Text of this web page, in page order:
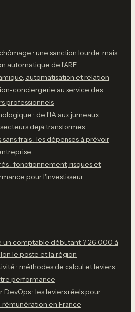
: une sanction lourde, mais
automatique de l’ARE
automatisation et relation
conciergerie au service des
professionnels
: de l’IA aux jumeaux
déjà transformés
sans frais : les dépenses à prévoir
: fonctionnement, risques et
pour l'investisseur
un comptable débutant ? 26 000 à
le poste et la région
: méthodes de calcul et leviers
performance
DevOps : les leviers réels pour
en France